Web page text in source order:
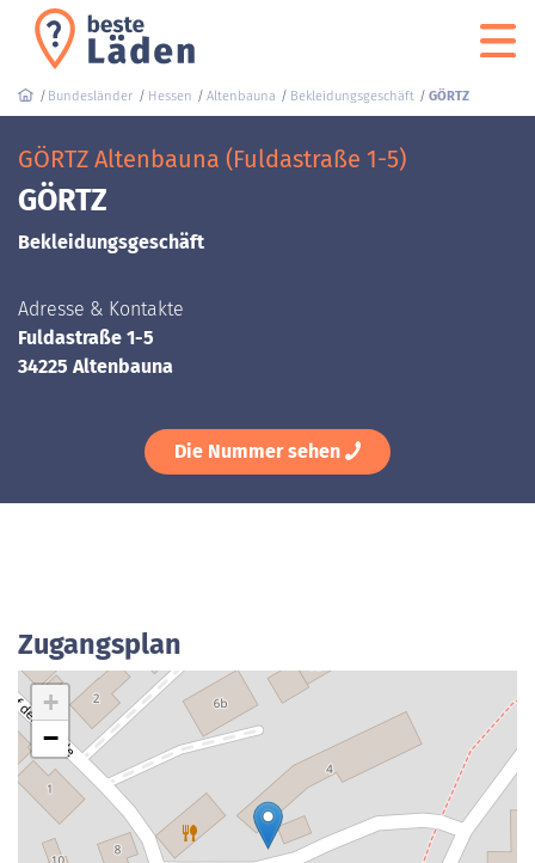
Bundesländer Hessen Altenbauna Bekleidungsgeschäft GÖRTZ
GÖRTZ Altenbauna (Fuldastraße 1-5)
GÖRTZ
Bekleidungsgeschäft
Adresse & Kontakte
Fuldastraße 1-5
34225 Altenbauna
Die Nummer sehen
Zugangsplan
+
−